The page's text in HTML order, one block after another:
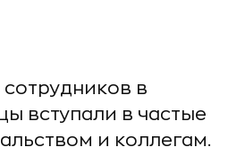
в
вступали в частые
и коллегам.